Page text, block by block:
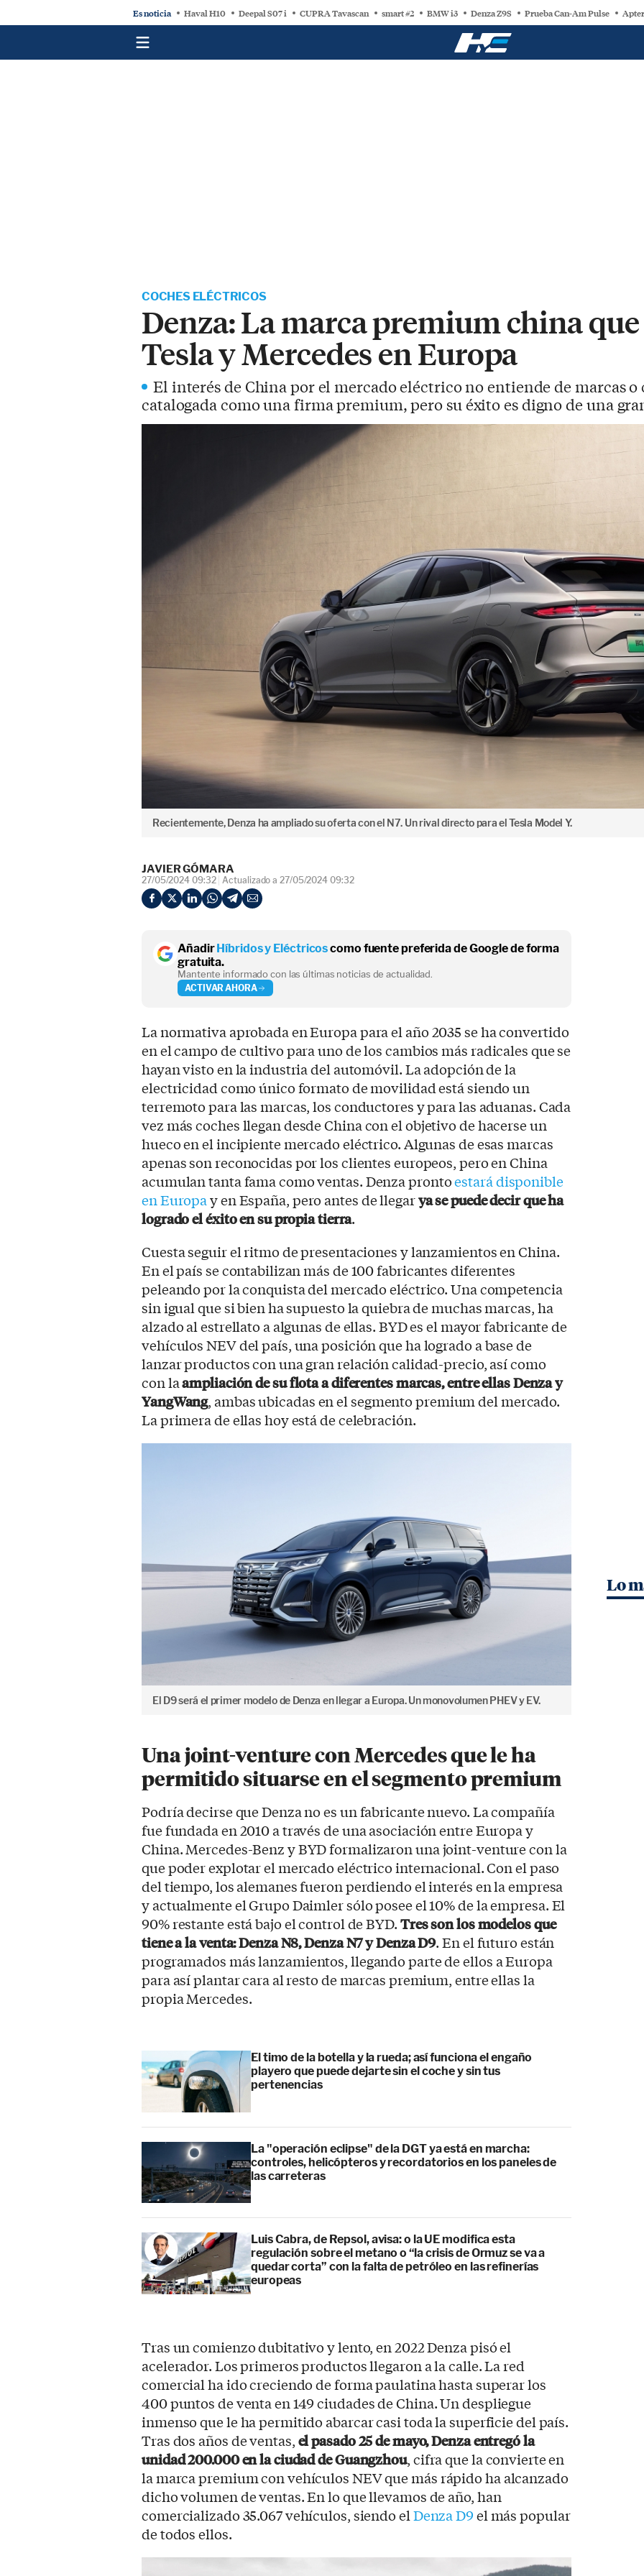
Es noticia Haval H10 Deepal S07 i CUPRA Tavascan smart #2 BMW i3 Denza Z9S Prueba Can-Am Pulse
COCHES ELÉCTRICOS
Denza: La marca premium china
Tesla y Mercedes en Europa
El interés de China por el mercado eléctrico no entiende de marcas o
catalogada como una firma premium, pero su éxito es digno de una
Recientemente, Denza ha ampliado su oferta con el N7. Un rival directo para el Tesla Model Y.
JAVIER GÓMARA
27/05/2024 09:32 Actualizado a 27/05/2024 09:32
Añadir Híbridos y Eléctricoscomo fuente preferida de Google de forma
gratuita.
Mantente informado con las últimas noticias de actualidad.
ACTIVAR AHORA
La normativa aprobada en Europa para el año 2035 se ha convertido
en el campo de cultivo para uno de los cambios más radicales que se
hayan visto en la industria del automóvil. La adopción de la
electricidad como único formato de movilidad está siendo un
terremoto para las marcas, los conductores y para las aduanas. Cada
vez más coches llegan desde China con el objetivo de hacerse un
hueco en el incipiente mercado eléctrico. Algunas de esas marcas
apenas son reconocidas por los clientes europeos, pero en China
acumulan tanta fama como ventas. Denza prontoestará disponible
en Europay en España, pero antes de llegarya se puede decir que ha
logrado el éxito en su propia tierra.
Cuesta seguir el ritmo de presentaciones y lanzamientos en China.
En el país se contabilizan más de 100 fabricantes diferentes
peleando por la conquista del mercado eléctrico. Una competencia
sin igual que si bien ha supuesto la quiebra de muchas marcas, ha
alzado al estrellato a algunas de ellas. BYD es el mayor fabricante de
vehículos NEV del país, una posición que ha logrado a base de
lanzar productos con una gran relación calidad-precio, así como
con laampliación de su flota a diferentes marcas, entre ellas Denza y
YangWang, ambas ubicadas en el segmento premium del mercado.
La primera de ellas hoy está de celebración.
El D9 será el primer modelo de Denza en llegar a Europa. Un monovolumen PHEV y EV.
Una joint-venture con Mercedes que le ha
permitido situarse en el segmento premium
Podría decirse que Denza no es un fabricante nuevo. La compañía
fue fundada en 2010 a través de una asociación entre Europa y
China. Mercedes-Benz y BYD formalizaron una joint-venture con la
que poder explotar el mercado eléctrico internacional. Con el paso
del tiempo, los alemanes fueron perdiendo el interés en la empresa
y actualmente el Grupo Daimler sólo posee el 10% de la empresa. El
90% restante está bajo el control de BYD.Tres son los modelos que
tiene a la venta: Denza N8, Denza N7 y Denza D9. En el futuro están
programados más lanzamientos, llegando parte de ellos a Europa
para así plantar cara al resto de marcas premium, entre ellas la
propia Mercedes.
El timo de la botella y la rueda; así funciona el engaño
playero que puede dejarte sin el coche y sin tus
pertenencias
La "operación eclipse" de la DGT ya está en marcha:
controles, helicópteros y recordatorios en los paneles de
las carreteras
Luis Cabra, de Repsol, avisa: o la UE modifica esta
regulación sobre el metano o “la crisis de Ormuz se va a
quedar corta” con la falta de petróleo en las refinerías
europeas
Tras un comienzo dubitativo y lento, en 2022 Denza pisó el
acelerador. Los primeros productos llegaron a la calle. La red
comercial ha ido creciendo de forma paulatina hasta superar los
400 puntos de venta en 149 ciudades de China. Un despliegue
inmenso que le ha permitido abarcar casi toda la superficie del país.
Tras dos años de ventas,el pasado 25 de mayo, Denza entregó la
unidad 200.000 en la ciudad de Guangzhou, cifra que la convierte en
la marca premium con vehículos NEV que más rápido ha alcanzado
dicho volumen de ventas. En lo que llevamos de año, han
comercializado 35.067 vehículos, siendo elDenza D9el más popular
de todos ellos.
Lo